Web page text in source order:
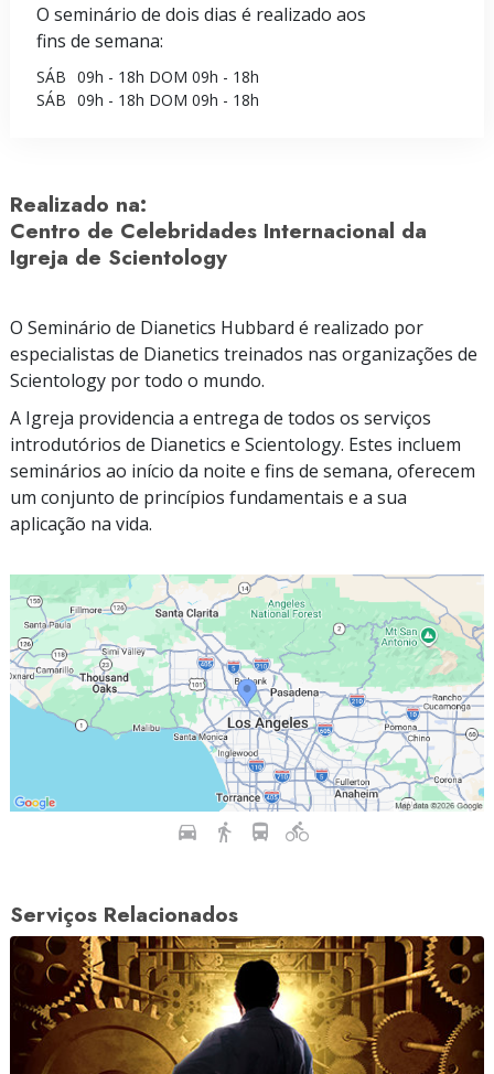
O seminário de dois dias é realizado aos
fins de semana:
SÁB 09h - 18h DOM 09h - 18h
SÁB 09h - 18h DOM 09h - 18h
Realizado na:
Centro de Celebridades Internacional da
Igreja de Scientology
O Seminário de Dianetics Hubbard é realizado por
especialistas de Dianetics treinados nas organizações de
Scientology por todo o mundo.
A Igreja providencia a entrega de todos os serviços
introdutórios de Dianetics e Scientology. Estes incluem
seminários ao início da noite e fins de semana, oferecem
um conjunto de princípios fundamentais e a sua
aplicação na vida.
Serviços Relacionados